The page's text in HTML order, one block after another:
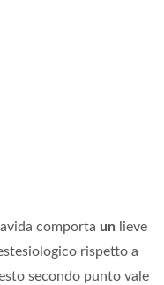
comporta un lieve
rispetto a
secondo punto vale